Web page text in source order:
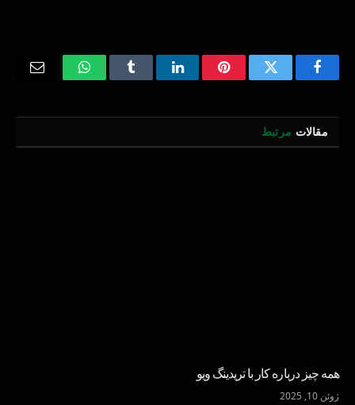
Facebook
Twitter
Pinterest
LinkedIn
Tumblr
WhatsApp
مقالات مرتبط
همه چیز درباره کار با تریدینگ ویو
ژوئن 10, 2025